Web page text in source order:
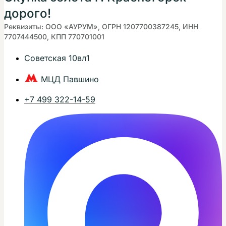
дорого!
Реквизиты: ООО «АУРУМ», ОГРН 1207700387245, ИНН
7707444500, КПП 770701001
Советская 10вл1
МЦД Павшино
+7 499 322-14-59